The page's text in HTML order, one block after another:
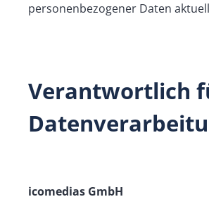
personenbezogener Daten
Verantwortlich
icomedias GmbH